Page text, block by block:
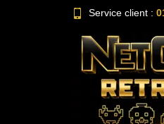
Service client :